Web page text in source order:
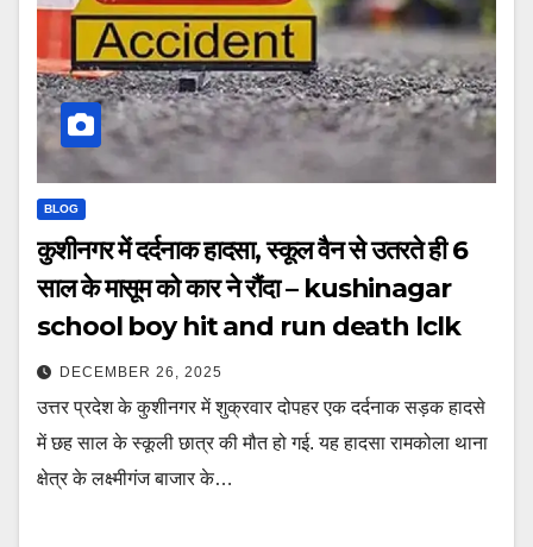
BLOG
कुशीनगर में दर्दनाक हादसा, स्कूल वैन से उतरते ही 6
साल के मासूम को कार ने रौंदा – kushinagar
school boy hit and run death lclk
DECEMBER 26, 2025
उत्तर प्रदेश के कुशीनगर में शुक्रवार दोपहर एक दर्दनाक सड़क हादसे
में छह साल के स्कूली छात्र की मौत हो गई. यह हादसा रामकोला थाना
क्षेत्र के लक्ष्मीगंज बाजार के…